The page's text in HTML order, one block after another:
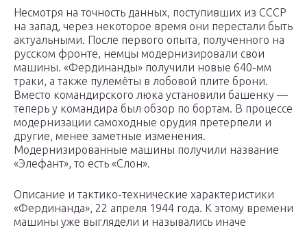
Несмотря на точность данных, поступивших из СССР
на запад, через некоторое время они перестали быть
актуальными. После первого опыта, полученного на
русском фронте, немцы модернизировали свои
машины. «Фердинанды» получили новые 640-мм
траки, а также пулемёты в лобовой плите брони.
Вместо командирского люка установили башенку —
теперь у командира был обзор по бортам. В процессе
модернизации самоходные орудия претерпели и
другие, менее заметные изменения.
Модернизированные машины получили название
«Элефант», то есть «Слон».
Описание и тактико-технические характеристики
«Фердинанда», 22 апреля 1944 года. К этому времени
машины уже выглядели и назывались иначе